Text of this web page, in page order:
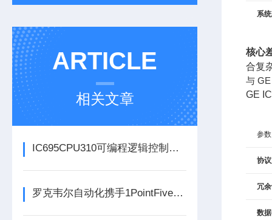
ARTICLE
相关文章
IC695CPU310可编程逻辑控制器在各行业中具体应用分享
罗克韦尔自动化携手1PointFive 签署直接空气捕获碳去除信用协议
系
核心
合复
与
GE
参数
协
冗
数